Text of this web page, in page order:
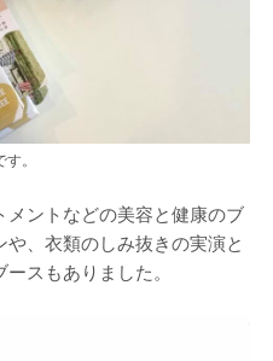
。
ントなどの美容と健康のブ
、衣類のしみ抜きの実演と
スもありました。